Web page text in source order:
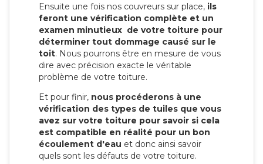
Ensuite une fois nos couvreurs sur place, ils
feront une vérification complète et un
examen minutieux de votre toiture pour
déterminer tout dommage causé sur le
toit. Nous pourrons être en mesure de vous
dire avec précision exacte le véritable
problème de votre toiture.
Et pour finir, nous procéderons à une
vérification des types de tuiles que vous
avez sur votre toiture pour savoir si cela
est compatible en réalité pour un bon
écoulement d'eau et donc ainsi savoir
quels sont les défauts de votre toiture.